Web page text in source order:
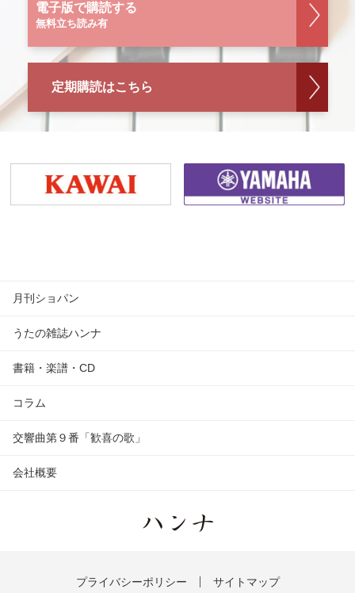
電子版で購読する
無料立ち読み有
定期購読はこちら
月刊ショパン
うたの雑誌ハンナ
書籍・楽譜・CD
コラム
交響曲第９番「歓喜の歌」
会社概要
プライバシーポリシー サイトマップ